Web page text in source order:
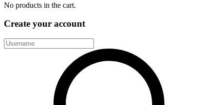
No products in the cart.
Create your account